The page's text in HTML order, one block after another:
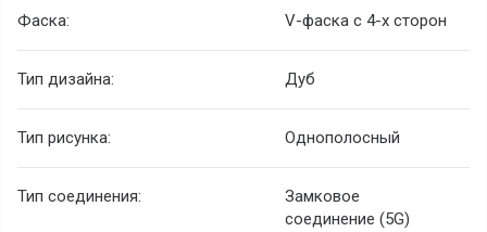
Фаска: V-фаска с 4-х сторон
Тип дизайна: Дуб
Тип рисунка: Однополосный
Тип соединения:
Замковое
соединение (5G)